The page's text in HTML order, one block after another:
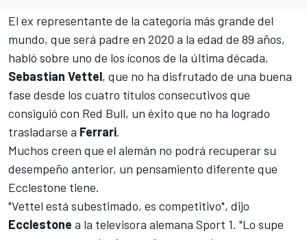
El ex representante de la categoría más grande del
mundo, que será padre en 2020 a la edad de 89 años,
habló sobre uno de los íconos de la última década,
Sebastian Vettel, que no ha disfrutado de una buena
fase desde los cuatro títulos consecutivos que
consiguió con Red Bull, un éxito que no ha logrado
trasladarse a Ferrari.
Muchos creen que el alemán no podrá recuperar su
desempeño anterior, un pensamiento diferente que
Ecclestone tiene.
"Vettel está subestimado, es competitivo", dijo
Ecclestone a la televisora alemana Sport 1. "Lo supe